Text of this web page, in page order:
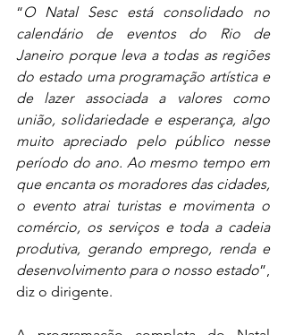
“O Natal Sesc está consolidado no
calendário de eventos do Rio de
Janeiro porque leva a todas as regiões
do estado uma programação artística e
de lazer associada a valores como
união, solidariedade e esperança, algo
muito apreciado pelo público nesse
período do ano. Ao mesmo tempo em
que encanta os moradores das cidades,
o evento atrai turistas e movimenta o
comércio, os serviços e toda a cadeia
produtiva, gerando emprego, renda e
desenvolvimento para o nosso estado”,
diz o dirigente.